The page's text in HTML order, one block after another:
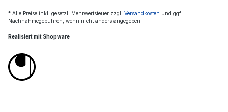
* Alle Preise inkl. gesetzl. Mehrwertsteuer zzgl. Versandkosten und ggf.
Nachnahmegebühren, wenn nicht anders angegeben.
Realisiert mit Shopware